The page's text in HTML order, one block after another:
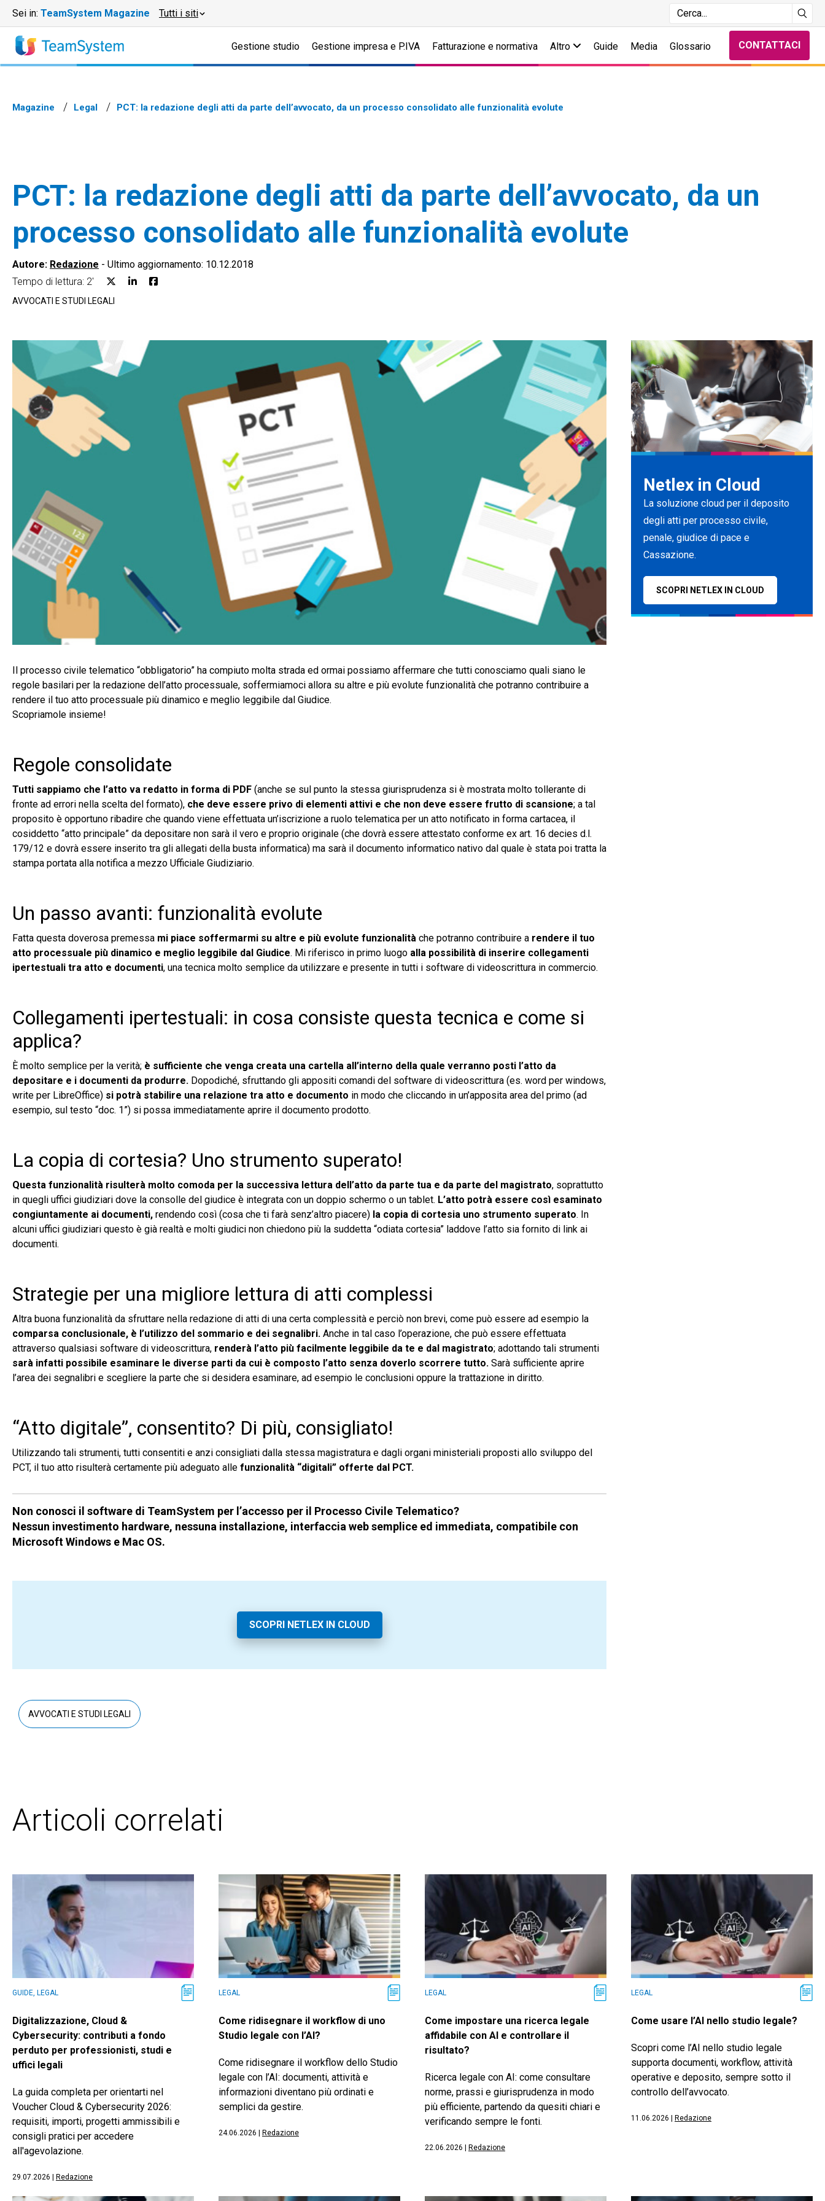
Sei in: TeamSystem Magazine Tutti i siti
Gestione studio Gestione impresa e P.IVA Fatturazione e normativa Altro Guide Media Glossario CONTATTACI
Magazine Legal PCT: la redazione degli atti da parte dell’avvocato, da un processo consolidato alle funzionalità evolute
PCT: la redazione degli atti da parte dell’avvocato, da un
processo consolidato alle funzionalità evolute
Autore: Redazione - Ultimo aggiornamento: 10.12.2018
Tempo di lettura: 2'
AVVOCATI E STUDI LEGALI
Il processo civile telematico “obbligatorio” ha compiuto molta strada ed ormai possiamo affermare che tutti conosciamo quali siano le
regole basilari per la redazione dell’atto processuale, soffermiamoci allora su altre e più evolute funzionalità che potranno contribuire a
rendere il tuo atto processuale più dinamico e meglio leggibile dal Giudice.
Scopriamole insieme!
Regole consolidate
Tutti sappiamo che l’atto va redatto in forma di PDF (anche se sul punto la stessa giurisprudenza si è mostrata molto tollerante di
fronte ad errori nella scelta del formato), che deve essere privo di elementi attivi e che non deve essere frutto di scansione; a tal
proposito è opportuno ribadire che quando viene effettuata un’iscrizione a ruolo telematica per un atto notificato in forma cartacea, il
cosiddetto “atto principale” da depositare non sarà il vero e proprio originale (che dovrà essere attestato conforme ex art. 16 decies d.l.
179/12 e dovrà essere inserito tra gli allegati della busta informatica) ma sarà il documento informatico nativo dal quale è stata poi tratta la
stampa portata alla notifica a mezzo Ufficiale Giudiziario.
Un passo avanti: funzionalità evolute
Fatta questa doverosa premessa mi piace soffermarmi su altre e più evolute funzionalità che potranno contribuire a rendere il tuo
atto processuale più dinamico e meglio leggibile dal Giudice. Mi riferisco in primo luogo alla possibilità di inserire collegamenti
ipertestuali tra atto e documenti, una tecnica molto semplice da utilizzare e presente in tutti i software di videoscrittura in commercio.
Collegamenti ipertestuali: in cosa consiste questa tecnica e come si
applica?
È molto semplice per la verità; è sufficiente che venga creata una cartella all’interno della quale verranno posti l’atto da
depositare e i documenti da produrre. Dopodiché, sfruttando gli appositi comandi del software di videoscrittura (es. word per windows,
write per LibreOffice) si potrà stabilire una relazione tra atto e documento in modo che cliccando in un’apposita area del primo (ad
esempio, sul testo “doc. 1”) si possa immediatamente aprire il documento prodotto.
La copia di cortesia? Uno strumento superato!
Questa funzionalità risulterà molto comoda per la successiva lettura dell’atto da parte tua e da parte del magistrato, soprattutto
in quegli uffici giudiziari dove la consolle del giudice è integrata con un doppio schermo o un tablet. L’atto potrà essere così esaminato
congiuntamente ai documenti, rendendo così (cosa che ti farà senz’altro piacere) la copia di cortesia uno strumento superato. In
alcuni uffici giudiziari questo è già realtà e molti giudici non chiedono più la suddetta “odiata cortesia” laddove l’atto sia fornito di link ai
documenti.
Strategie per una migliore lettura di atti complessi
Altra buona funzionalità da sfruttare nella redazione di atti di una certa complessità e perciò non brevi, come può essere ad esempio la
comparsa conclusionale, è l’utilizzo del sommario e dei segnalibri. Anche in tal caso l’operazione, che può essere effettuata
attraverso qualsiasi software di videoscrittura, renderà l’atto più facilmente leggibile da te e dal magistrato; adottando tali strumenti
sarà infatti possibile esaminare le diverse parti da cui è composto l’atto senza doverlo scorrere tutto. Sarà sufficiente aprire
l’area dei segnalibri e scegliere la parte che si desidera esaminare, ad esempio le conclusioni oppure la trattazione in diritto.
“Atto digitale”, consentito? Di più, consigliato!
Utilizzando tali strumenti, tutti consentiti e anzi consigliati dalla stessa magistratura e dagli organi ministeriali proposti allo sviluppo del
PCT, il tuo atto risulterà certamente più adeguato alle funzionalità “digitali” offerte dal PCT.
Non conosci il software di TeamSystem per l’accesso per il Processo Civile Telematico?
Nessun investimento hardware, nessuna installazione, interfaccia web semplice ed immediata, compatibile con
Microsoft Windows e Mac OS.
SCOPRI NETLEX IN CLOUD
AVVOCATI E STUDI LEGALI
Netlex in Cloud
La soluzione cloud per il deposito
degli atti per processo civile,
penale, giudice di pace e
Cassazione.
SCOPRI NETLEX IN CLOUD
Articoli correlati
GUIDE, LEGAL
Digitalizzazione, Cloud &
Cybersecurity: contributi a fondo
perduto per professionisti, studi e
uffici legali
La guida completa per orientarti nel
Voucher Cloud & Cybersecurity 2026:
requisiti, importi, progetti ammissibili e
consigli pratici per accedere
all'agevolazione.
29.07.2026 Redazione
LEGAL
Come ridisegnare il workflow di uno
Studio legale con l’AI?
Come ridisegnare il workflow dello Studio
legale con l’AI: documenti, attività e
informazioni diventano più ordinati e
semplici da gestire.
24.06.2026 Redazione
LEGAL
Come impostare una ricerca legale
affidabile con AI e controllare il
risultato?
Ricerca legale con AI: come consultare
norme, prassi e giurisprudenza in modo
più efficiente, partendo da quesiti chiari e
verificando sempre le fonti.
22.06.2026 Redazione
LEGAL
Come usare l’AI nello studio legale?
Scopri come l’AI nello studio legale
supporta documenti, workflow, attività
operative e deposito, sempre sotto il
controllo dell’avvocato.
11.06.2026 Redazione